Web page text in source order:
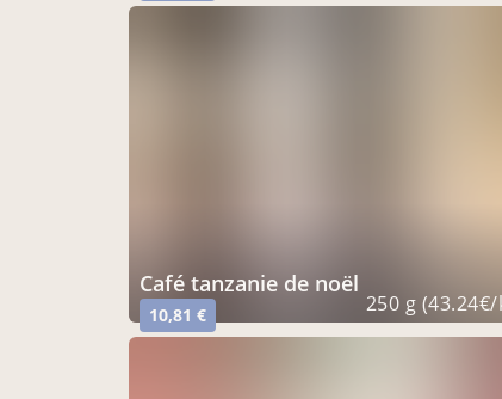
café tanzanie de noël
10,81 € 250 g (43.24€/